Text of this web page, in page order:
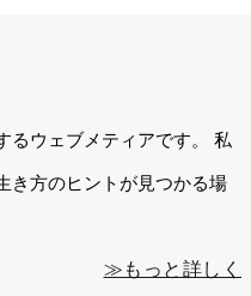
るウェブメティアです。 私
き方のヒントが見つかる場
≫もっと詳しく